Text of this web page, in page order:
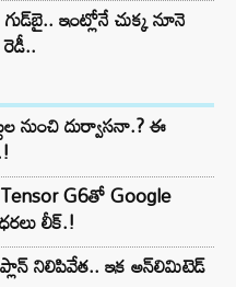
ఇంట్లోనే చుక్క నూనె
నుంచి దుర్వాసనా.? ఈ
G6తో Google
లీక్.!
నిలిపివేత.. ఇక అన్‌లిమిటెడ్